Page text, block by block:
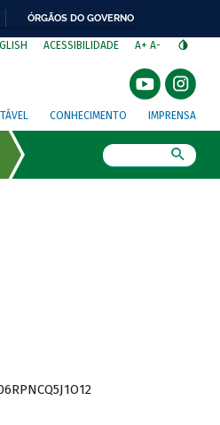
ÓRGÃOS DO GOVERNO
ACESSIBILIDADE A+ A-
CONHECIMENTO IMPRENSA